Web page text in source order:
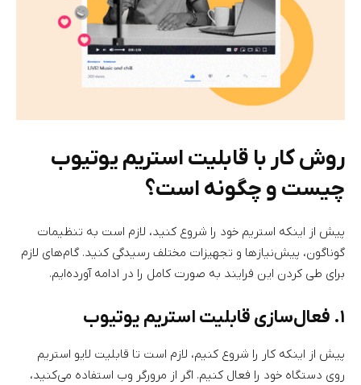
روش کار با قابلیت استریم یوتیوب
چیست و چگونه است؟
پیش از اینکه استریم خود را شروع کنید، لازم است به تنظیمات
گوناگون، پیش‌نیازها و تجهیزات مختلف رسیدگی کنید. گام‌های لازم
برای طی کردن این فرایند به صورت کامل را در ادامه آورده‌ایم.
۱. فعال‌سازی قابلیت استریم یوتیوب
پیش از اینکه کار را شروع کنیم، لازم است تا قابلیت لایو استریم
روی دستگاه خود را فعال کنیم. اگر از مرورگر وب استفاده می‌کنید،